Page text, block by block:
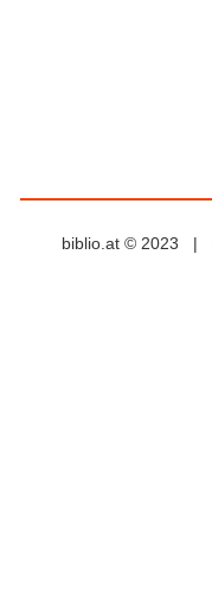
biblio.at © 2023 |